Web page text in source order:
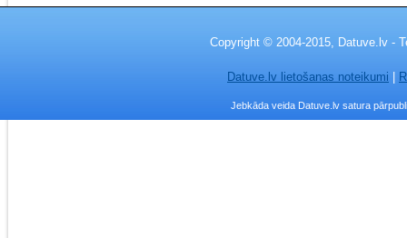
Copyright © 2004-2015, Datuve.lv -
Datuve.lv lietošanas noteikumi
Jebkāda veida Datuve.lv satura